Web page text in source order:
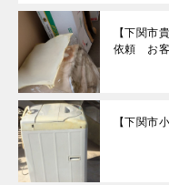
【下関市
依頼 お
【下関市